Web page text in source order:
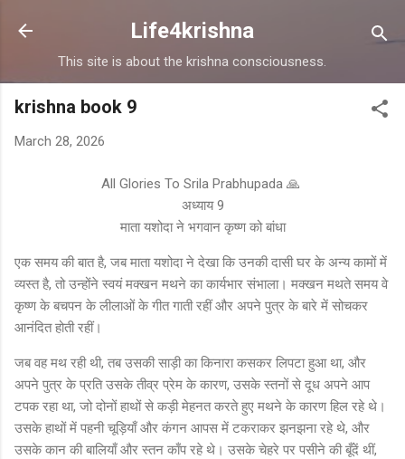
Skip to main content
Life4krishna
This site is about the krishna consciousness.
krishna book 9
March 28, 2026
All Glories To Srila Prabhupada 🙏
अध्याय 9
माता यशोदा ने भगवान कृष्ण को बांधा
एक समय की बात है, जब माता यशोदा ने देखा कि उनकी दासी घर के अन्य कामों में
व्यस्त है, तो उन्होंने स्वयं मक्खन मथने का कार्यभार संभाला। मक्खन मथते समय वे
कृष्ण के बचपन के लीलाओं के गीत गाती रहीं और अपने पुत्र के बारे में सोचकर
आनंदित होती रहीं।
जब वह मथ रही थी, तब उसकी साड़ी का किनारा कसकर लिपटा हुआ था, और
अपने पुत्र के प्रति उसके तीव्र प्रेम के कारण, उसके स्तनों से दूध अपने आप
टपक रहा था, जो दोनों हाथों से कड़ी मेहनत करते हुए मथने के कारण हिल रहे थे।
उसके हाथों में पहनी चूड़ियाँ और कंगन आपस में टकराकर झनझना रहे थे, और
उसके कान की बालियाँ और स्तन काँप रहे थे। उसके चेहरे पर पसीने की बूँदें थीं,